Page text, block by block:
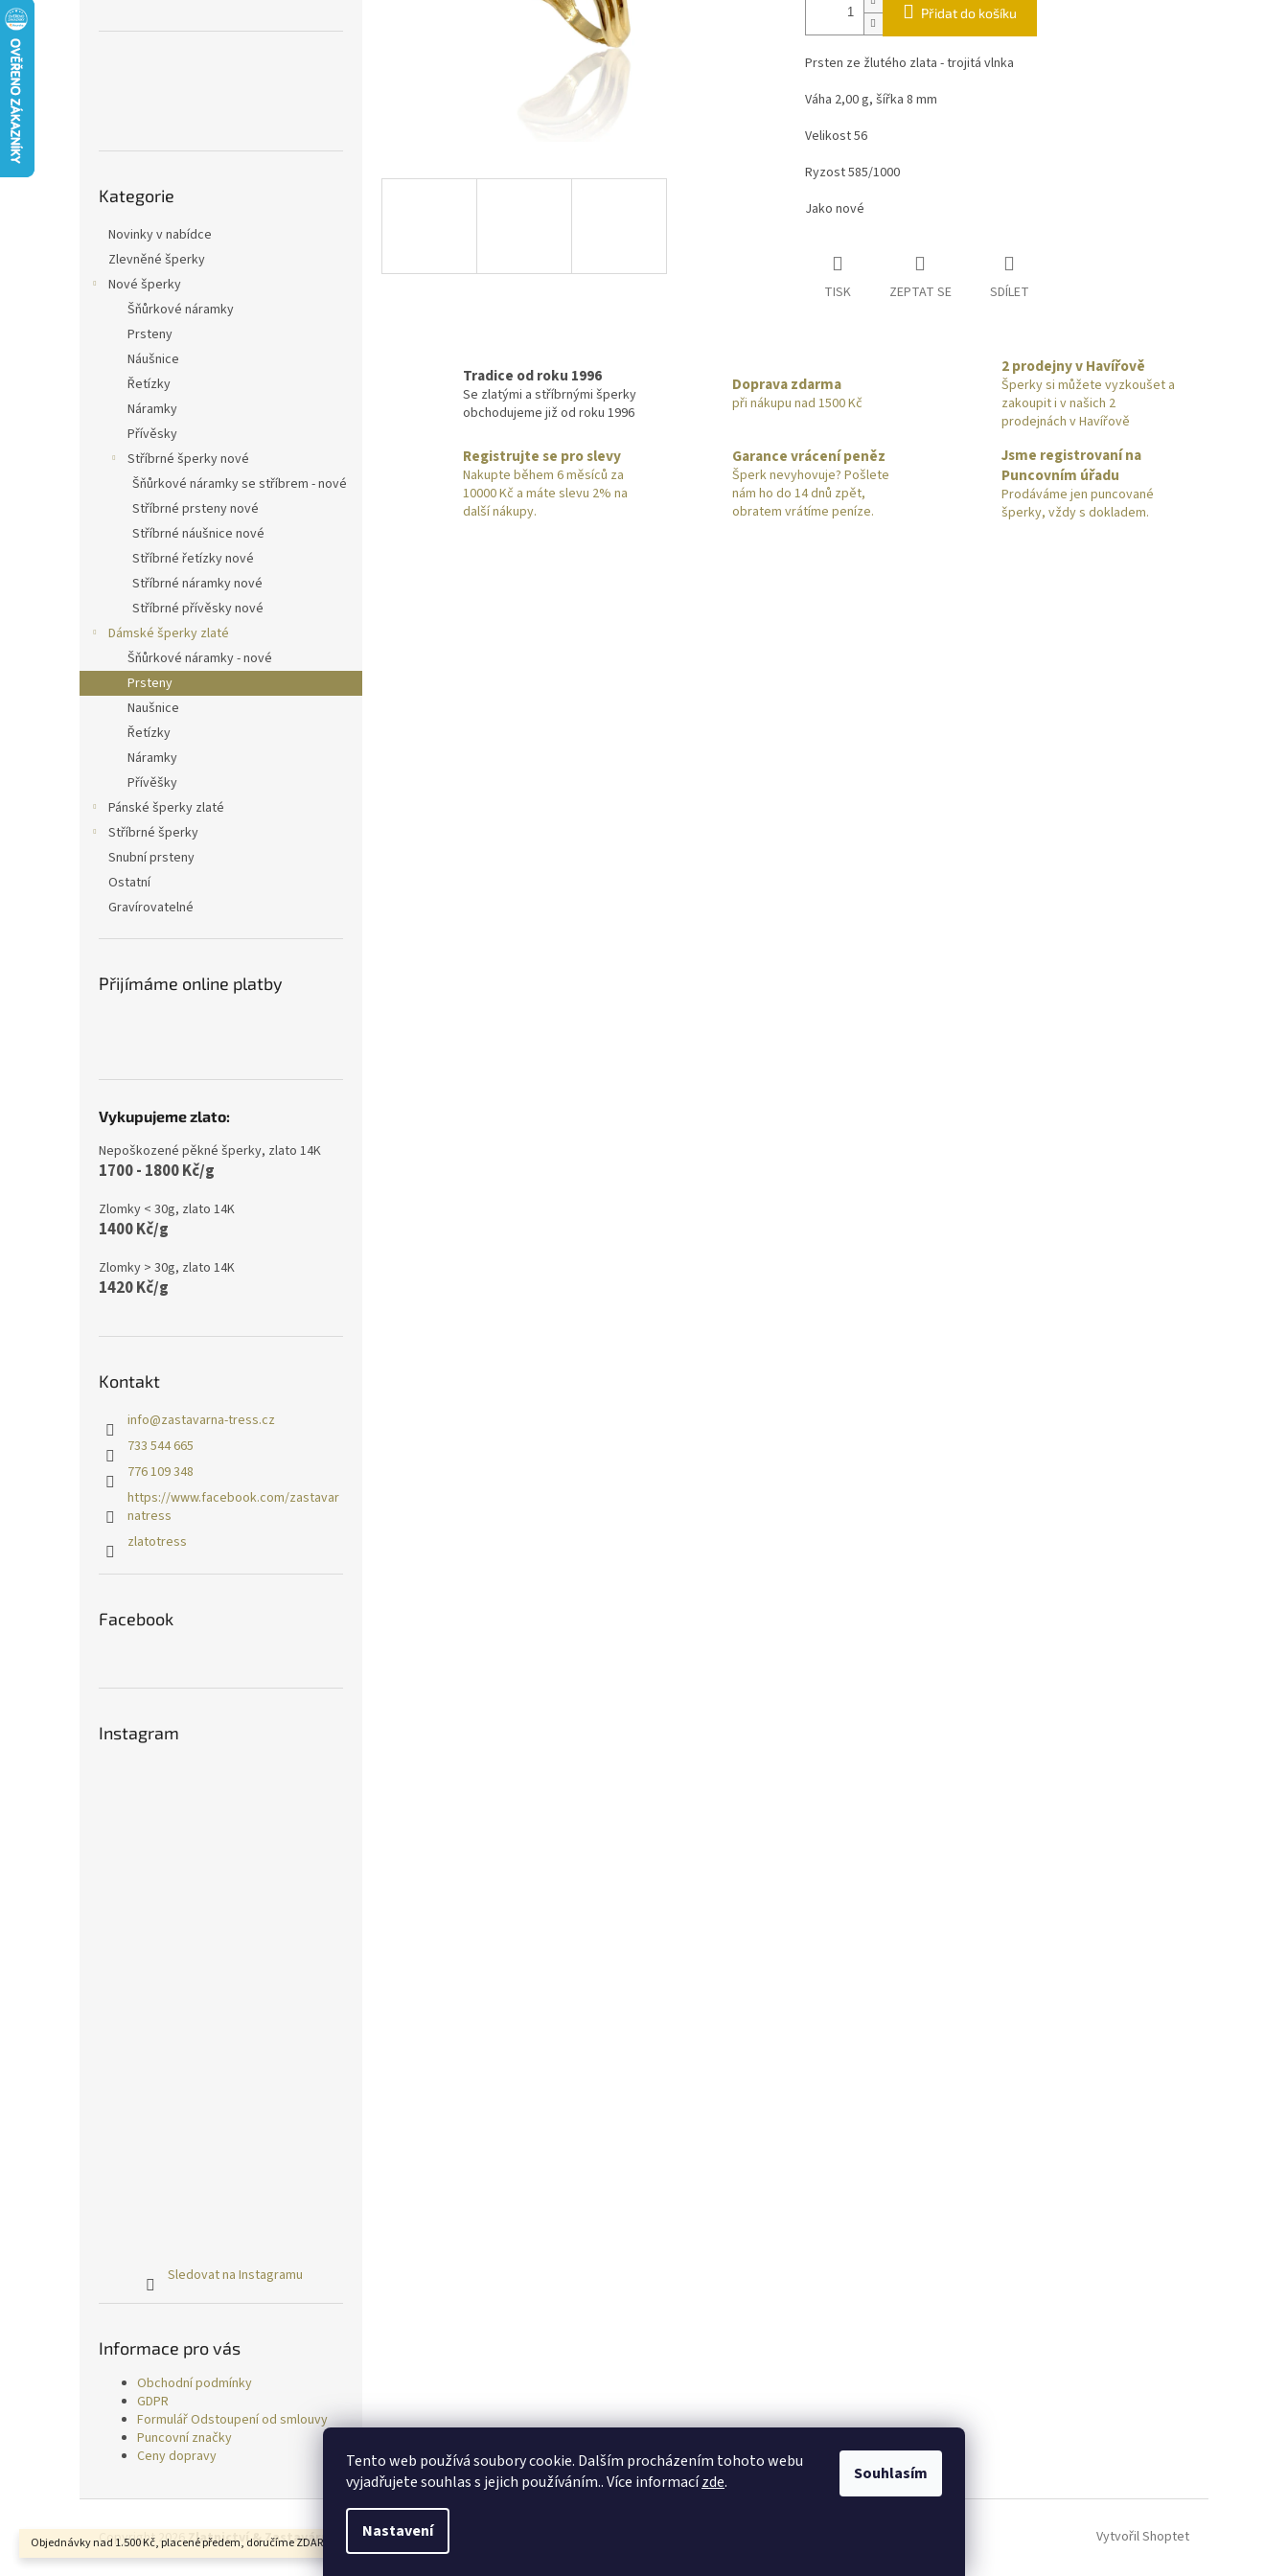
Tento web používá soubory cookie. Dalším procházením tohoto webu
vyjadřujete souhlas s jejich používáním.. Více informacízde.
Nastavení
Souhlasím
Objednávky nad 1.500 Kč, placené předem, doručíme ZDARMA.
kategorie
Kategorie
Novinky v nabídce
Zlevněné šperky
Nové šperky
Šňůrkové náramky
Prsteny
Náušnice
Řetízky
Náramky
Přívěsky
Stříbrné šperky nové
Šňůrkové náramky se stříbrem - nové
Stříbrné prsteny nové
Stříbrné náušnice nové
Stříbrné řetízky nové
Stříbrné náramky nové
Stříbrné přívěsky nové
Dámské šperky zlaté
Šňůrkové náramky - nové
Prsteny
Naušnice
Řetízky
Náramky
Přívěšky
Pánské šperky zlaté
Stříbrné šperky
Snubní prsteny
Ostatní
Gravírovatelné
Přijímáme online platby
Vykupujeme zlato:
Nepoškozené pěkné šperky, zlato 14K
1700 - 1800 Kč/g
Zlomky < 30g, zlato 14K
1400 Kč/g
Zlomky > 30g, zlato 14K
1420 Kč/g
Kontakt
info@zastavarna-tress.cz
733 544 665
776 109 348
https://www.facebook.com/zastavar
natress
zlatotress
Facebook
Instagram
Sledovat na Instagramu
Informace pro vás
Obchodní podmínky
GDPR
Formulář Odstoupení od smlouvy
Puncovní značky
Ceny dopravy
Přidat do košíku
Prsten ze žlutého zlata - trojitá vlnka
Váha 2,00 g, šířka 8 mm
Velikost 56
Ryzost 585/1000
Jako nové
TISK ZEPTAT SE SDÍLET
Tradice od roku 1996
Se zlatými a stříbrnými šperky
obchodujeme již od roku 1996
Doprava zdarma
při nákupu nad 1500 Kč
2 prodejny v Havířově
Šperky si můžete vyzkoušet a
zakoupit i v našich 2
prodejnách v Havířově
Registrujte se pro slevy
Nakupte během 6 měsíců za
10000 Kč a máte slevu 2% na
další nákupy.
Garance vrácení peněz
Šperk nevyhovuje? Pošlete
nám ho do 14 dnů zpět,
obratem vrátíme peníze.
Jsme registrovaní na
Puncovním úřadu
Prodáváme jen puncované
šperky, vždy s dokladem.
Vytvořil Shoptet
Copyright 2026Zlatnictví & Zastavárna TRESS. Všechna práva vyhrazena.